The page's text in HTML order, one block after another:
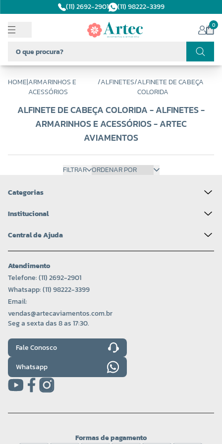
(11) 2692-2901 (11) 98222-3399
0
HOME|ARMARINHOS E
ACESSÓRIOS
/ALFINETES/ALFINETE DE CABEÇA
COLORIDA
ALFINETE DE CABEÇA COLORIDA - ALFINETES -
ARMARINHOS E ACESSÓRIOS - ARTEC
AVIAMENTOS
FILTRAR
Categorias
Institucional
Central de Ajuda
Atendimento
Telefone: (11) 2692-2901
Whatsapp: (11) 98222-3399
Email:
vendas@artecaviamentos.com.br
Seg a sexta das 8 as 17:30.
Fale Conosco
Whatsapp
Formas de pagamento